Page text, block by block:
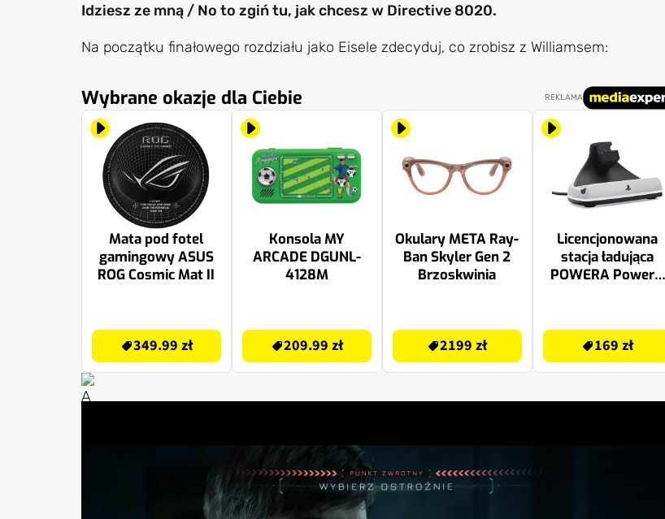
Idziesz ze mną / No to zgiń tu, jak chcesz w Directive 8020.
Na początku finałowego rozdziału jako Eisele zdecyduj, co zrobisz z Williamsem:
Wybrane okazje dla Ciebie REKLAMA
Mata pod fotel
gamingowy ASUS
ROG Cosmic Mat II
349.99 zł
Konsola MY
ARCADE DGUNL-
4128M
209.99 zł
Okulary META Ray-
Ban Skyler Gen 2
Brzoskwinia
2199 zł
Licencjonowana
stacja ładująca
POWERA PowerA
01
169 zł